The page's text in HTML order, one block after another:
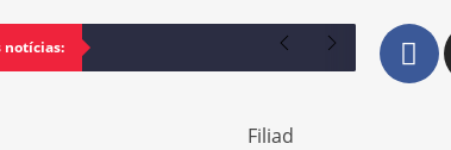
notícias:
Filiad